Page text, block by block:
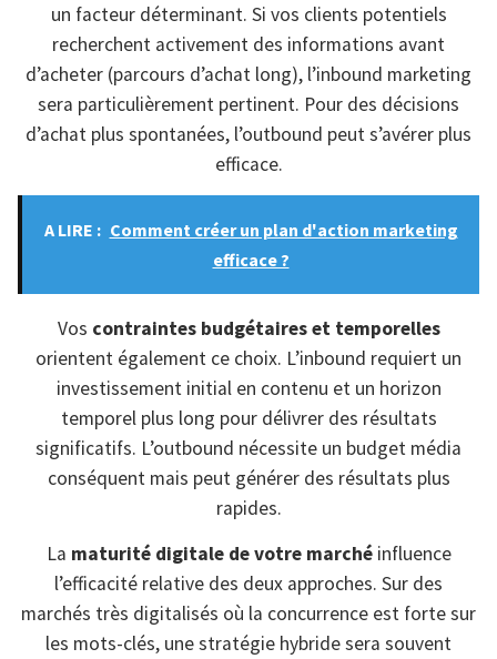
un facteur déterminant. Si vos clients potentiels
recherchent activement des informations avant
d’acheter (parcours d’achat long), l’inbound marketing
sera particulièrement pertinent. Pour des décisions
d’achat plus spontanées, l’outbound peut s’avérer plus
efficace.
A LIRE : Comment créer un plan d'action marketing
efficace ?
Vos contraintes budgétaires et temporelles
orientent également ce choix. L’inbound requiert un
investissement initial en contenu et un horizon
temporel plus long pour délivrer des résultats
significatifs. L’outbound nécessite un budget média
conséquent mais peut générer des résultats plus
rapides.
La maturité digitale de votre marchéinfluence
l’efficacité relative des deux approches. Sur des
marchés très digitalisés où la concurrence est forte sur
les mots-clés, une stratégie hybride sera souvent